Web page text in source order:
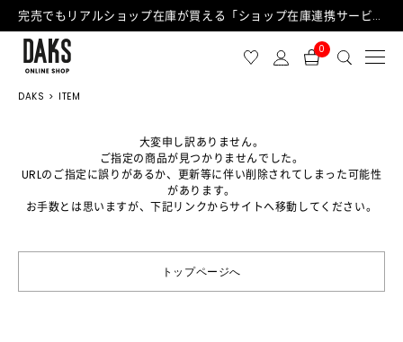
完売でもリアルショップ在庫が買える「ショップ在庫連携サービス」が日中もご利用可能になりました！
0
DAKS ITEM
大変申し訳ありません。
ご指定の商品が見つかりませんでした。
URLのご指定に誤りがあるか、更新等に伴い削除されてしまった可能性
があります。
お手数とは思いますが、下記リンクからサイトへ移動してください。
トップページへ